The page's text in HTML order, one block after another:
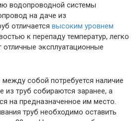
водопроводной системы
на даче из
отличается высоким уровнем
к перепаду температур, легко
эксплуатационные
собой потребуется наличие
из труб собираются заранее, а
на предназначенное им место.
труб необходимо оставить